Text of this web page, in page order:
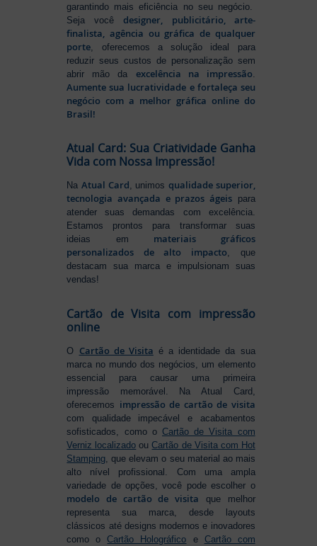
garantindo mais eficiência no seu negócio.
Seja vocêdesigner, publicitário, arte-
finalista, agência ou gráfica de qualquer
porte , oferecemos a solução ideal para
reduzir seus custos de personalização sem
abrir mão da excelência na impressão
Aumente sua lucratividade e fortaleça seu
negócio com a melhor gráfica online do
Brasil!
Atual Card: Sua Criatividade Ganha
Vida com Nossa Impressão!
Na Atual Card, unimos qualidade superior,
tecnologia avançada e prazos ágeispara
atender suas demandas com excelência.
Estamos prontos para transformar suas
ideias em materiais gráficos
personalizados de alto impacto, que
destacam sua marca e impulsionam suas
vendas!
Cartão de Visita com impressão
online
O Cartão de Visita é a identidade da sua
marca no mundo dos negócios, um elemento
essencial para causar uma primeira
impressão memorável. Na Atual Card,
oferecemos impressão de cartão de visita
com qualidade impecável e acabamentos
sofisticados, como o Cartão de Visita com
Verniz localizado ouCartão de Visita com Hot
Stamping , que elevam o seu material ao mais
alto nível profissional. Com uma ampla
variedade de opções, você pode escolher o
modelo de cartão de visita que melhor
representa sua marca, desde layouts
clássicos até designs modernos e inovadores
como oCartão Holográfico e Cartão com